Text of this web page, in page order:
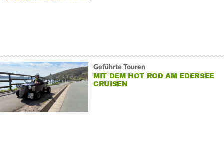
Geführte Touren
MIT DEM HOT ROD AM EDERSEE
CRUISEN